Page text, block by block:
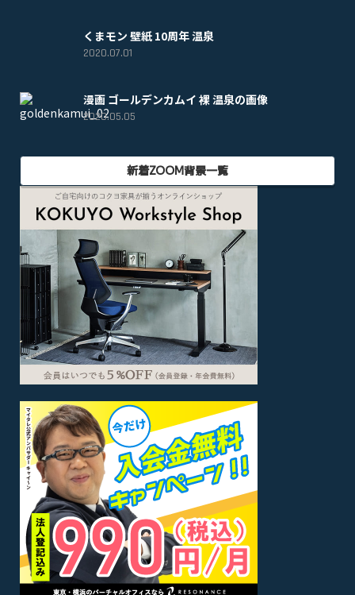
くまモン 壁紙 10周年 温泉
2020.07.01
漫画 ゴールデンカムイ 裸 温泉の画像
2020.05.05
新着ZOOM背景一覧